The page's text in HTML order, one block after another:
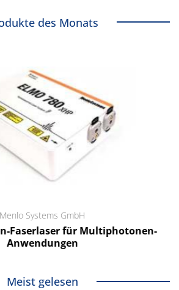
des Monats
Menlo Systems GmbH
Faserlaser für Multiphotonen-
Anwendungen
Meist gelesen